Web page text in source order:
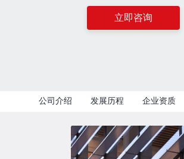
立即咨询
公司介绍 发展历程 企业资质